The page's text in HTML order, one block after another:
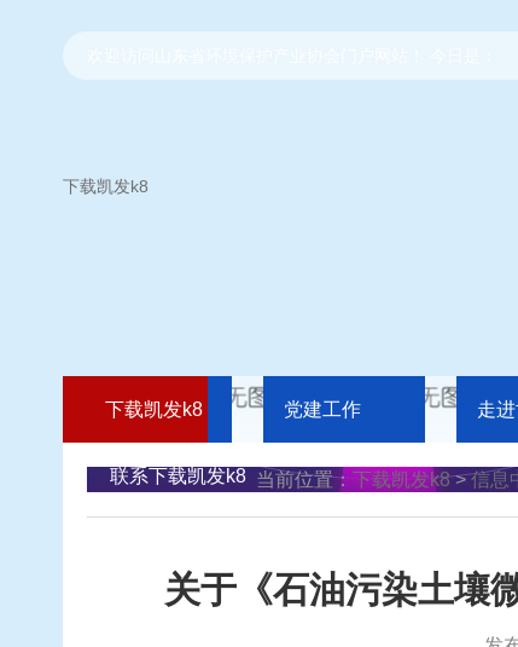
下载凯发k8
下载凯发k8 党建工作 走
联系下载凯发k8 当前位置： 下载凯发k8>信息
关于《石油污染土壤